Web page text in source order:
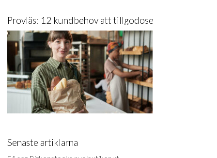
Provläs: 12 kundbehov att tillgodose
Senaste artiklarna